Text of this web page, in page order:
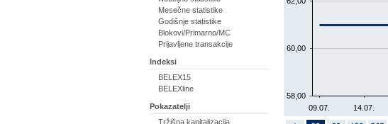
Mesečne statistike
Godišnje statistike
Blokovi/Primarno/MC
Prijavljene transakcije
Indeksi
BELEX15
BELEXline
Pokazatelji
Tržišna kapitalizacija
09.07. 14.07.
58,00
60,00